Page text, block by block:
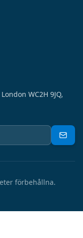
WC2H 9JQ,
förbehållna.